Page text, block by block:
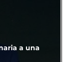
a una